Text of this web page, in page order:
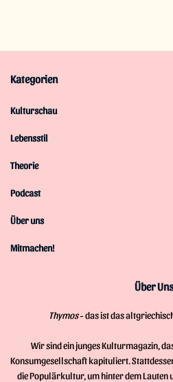
Kategorien
Kulturschau
Lebensstil
Theorie
Podcast
Über uns
Mitmachen!
Über Uns
Thymos- das ist das
Wir sind ein junges Kulturmagazin,
Konsumgesellschaft kapituliert.
die Populärkultur, um hinter dem Lauten